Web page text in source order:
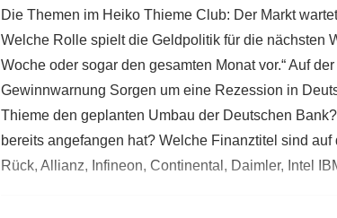
Die Themen im Heiko Thieme Club: Der Markt
Welche Rolle spielt die Geldpolitik für die nächsten
Woche oder sogar den gesamten Monat vor.“ Auf
Gewinnwarnung Sorgen um eine Rezession in
Thieme den geplanten Umbau der Deutschen
bereits angefangen hat? Welche Finanztitel sind
Rück, Allianz, Infineon, Continental, Daimler, Intel